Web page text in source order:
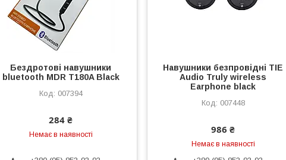
Бездротові навушники
bluetooth MDR T180A Black
007394
284 ₴
Немає в наявності
Навушники безпровідні TIE
Audio Truly wireless
Earphone black
007448
986 ₴
Немає в наявності